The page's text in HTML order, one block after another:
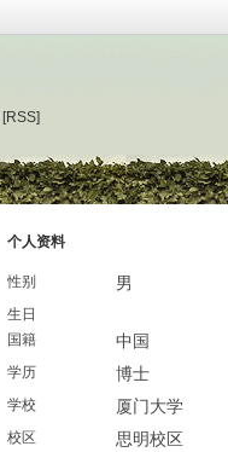
[RSS]
个人资料
性别 男
生日
国籍
中国
学历 博士
学校 厦门大学
校区 思明校区